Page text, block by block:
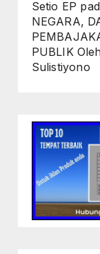
Setio EP
NEGARA,
PUBLIK
Sulistiyono